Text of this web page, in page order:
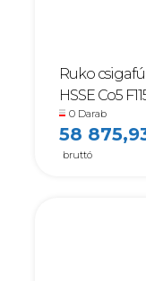
Ruko
HSSE Co5
0 Darab
58
bruttó